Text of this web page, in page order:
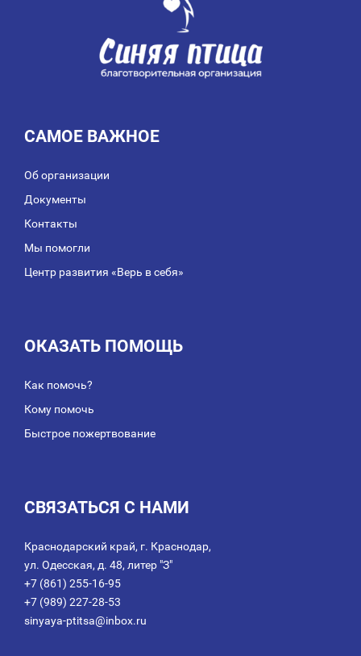
САМОЕ ВАЖНОЕ
Об организации
Документы
Контакты
Мы помогли
Центр развития «Верь в себя»
ОКАЗАТЬ ПОМОЩЬ
Как помочь?
Кому помочь
Быстрое пожертвование
СВЯЗАТЬСЯ С НАМИ
Краснодарский край, г. Краснодар,
ул. Одесская, д. 48, литер "З"
+7 (861) 255-16-95
+7 (989) 227-28-53
sinyaya-ptitsa@inbox.ru